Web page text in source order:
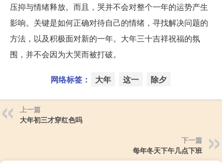
压抑与情绪释放。而且，哭并不会对整个一年的运势产生
影响。关键是如何正确对待自己的情绪，寻找解决问题的
方法，以及积极面对新的一年。大年三十吉祥祝福的氛
围，并不会因为大哭而被打破。
网络标签： 大年 这一 除夕
上一篇
大年初三才穿红色吗
下一篇
每年冬天下午几点下班